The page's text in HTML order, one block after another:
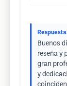
Buenos
reseña y
gran
y